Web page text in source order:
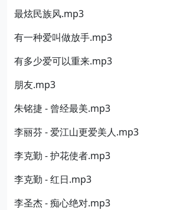
最炫民族风.mp3
有一种爱叫做放手.mp3
有多少爱可以重来.mp3
朋友.mp3
朱铭捷 - 曾经最美.mp3
李丽芬 - 爱江山更爱美人.mp3
李克勤 - 护花使者.mp3
李克勤 - 红日.mp3
李圣杰 - 痴心绝对.mp3